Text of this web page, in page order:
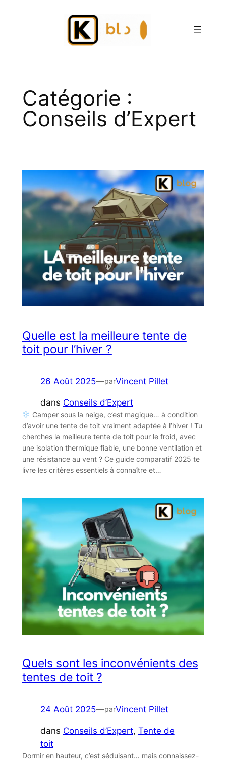
Catégorie :
Conseils d’Expert
Quelle est la meilleure tente de
toit pour l’hiver ?
26 Août 2025—parVincent Pillet
dans Conseils d’Expert
Camper sous la neige, c’est magique… à condition
d’avoir une tente de toit vraiment adaptée à l’hiver ! Tu
cherches la meilleure tente de toit pour le froid, avec
une isolation thermique fiable, une bonne ventilation et
une résistance au vent ? Ce guide comparatif 2025 te
livre les critères essentiels à connaître et…
Quels sont les inconvénients des
tentes de toit ?
24 Août 2025—parVincent Pillet
dans Conseils d’Expert, Tente de
toit
Dormir en hauteur, c’est séduisant… mais connaissez-